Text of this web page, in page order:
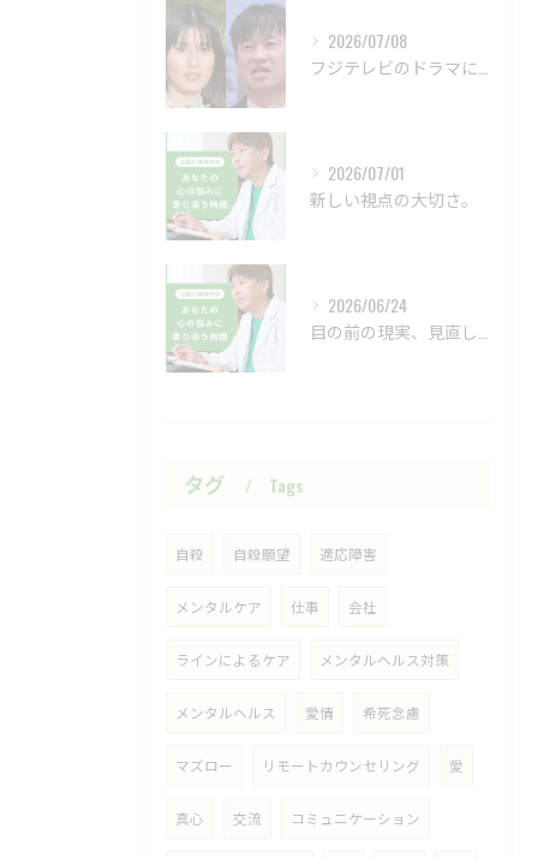
2026/07/08
2026/07/01
新しい視点の大切さ。
2026/06/24
タグ Tags
自殺 自殺願望 適応障害
メンタルケア 仕事 会社
ラインによるケア メンタルヘルス対策
メンタルヘルス 愛情 希死念慮
マズロー リモートカウンセリング 愛
真心 交流 コミュニケーション